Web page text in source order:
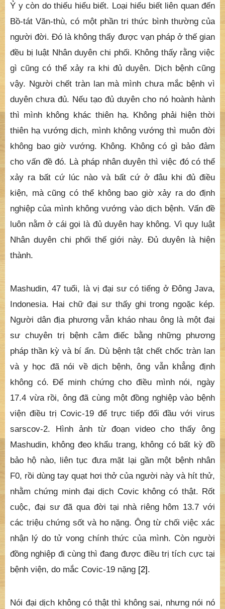
Ỷ y còn do thiếu hiểu biết. Loại hiểu biết liên quan đến
Bồ-tát Văn-thù, có một phần tri thức bình thường của
người đời. Đó là không thấy được vạn pháp ở thế gian
đều bị luật Nhân duyên chi phối. Không thấy rằng việc
gì cũng có thể xảy ra khi đủ duyên. Dịch bệnh cũng
vậy. Người chết tràn lan mà mình chưa mắc bệnh vì
duyên chưa đủ. Nếu tạo đủ duyên cho nó hoành hành
thì mình không khác thiên hạ. Không phải hiện thời
thiên hạ vướng dịch, mình không vướng thì muôn đời
không bao giờ vướng. Không. Không có gì bảo đảm
cho vấn đề đó. Là pháp nhân duyên thì việc đó có thể
xảy ra bất cứ lúc nào và bất cứ ở đâu khi đủ điều
kiện, mà cũng có thể không bao giờ xảy ra do định
nghiệp của mình không vướng vào dịch bệnh. Vấn đề
luôn nằm ở cái gọi là đủ duyên hay không. Vì quy luật
Nhân duyên chi phối thế giới này. Đủ duyên là hiện
thành.
Mashudin, 47 tuổi, là vị đại sư có tiếng ở Đông Java,
Indonesia. Hai chữ đại sư thấy ghi trong ngoặc kép.
Người dân địa phương vẫn kháo nhau ông là một đại
sư chuyên trị bệnh câm điếc bằng những phương
pháp thần kỳ và bí ẩn. Dù bệnh tật chết chốc tràn lan
và y học đã nói về dịch bệnh, ông vẫn khẳng định
không có. Để minh chứng cho điều mình nói, ngày
17.4 vừa rồi, ông đã cùng một đồng nghiệp vào bệnh
viện điều trị Covic-19 để trực tiếp đối đầu với virus
sarscov-2. Hình ảnh từ đoạn video cho thấy ông
Mashudin, không đeo khẩu trang, không có bất kỳ đồ
bảo hộ nào, liên tục đưa mặt lại gần một bệnh nhân
F0, rồi dùng tay quạt hơi thở của người này và hít thử,
nhằm chứng minh đại dịch Covic không có thật. Rốt
cuộc, đại sư đã qua đời tại nhà riêng hôm 13.7 với
các triệu chứng sốt và ho nặng. Ông từ chối việc xác
nhận lý do tử vong chính thức của mình. Còn người
đồng nghiệp đi cùng thì đang được điều trị tích cực tại
bệnh viện, do mắc Covic-19 nặng [2].
Nói đại dịch không có thật thì không sai, nhưng nói nó